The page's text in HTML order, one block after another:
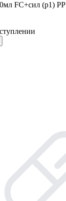
FC+сил (р1) PP